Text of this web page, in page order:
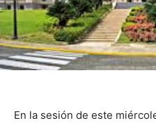
En la sesión de este